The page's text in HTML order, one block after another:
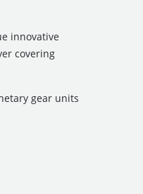
innovative
covering
gear units